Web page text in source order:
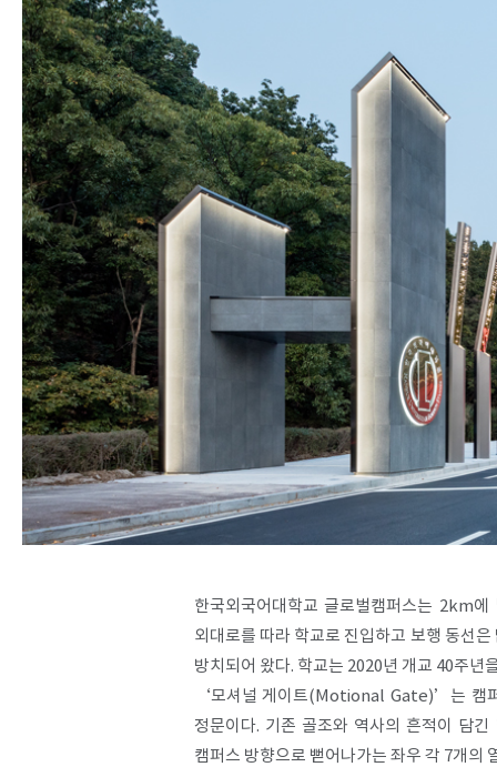
SPACE 소개
공지사항
기사문의
광고문의
Contact
한국외국어대학교 글로벌캠퍼스는 2km
외대로를 따라 학교로 진입하고 보행 동선
방치되어 왔다. 학교는 2020년 개교 40주년
‘모셔널 게이트(Motional Gate)’는 캠퍼
정문이다. 기존 골조와 역사의 흔적이 담
캠퍼스 방향으로 뻗어나가는 좌우 각 7개의